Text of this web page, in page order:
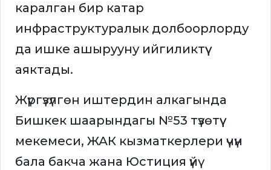
каралган бир катар
инфраструктуралык долбоорлорду
да ишке ашырууну ийгиликтүү
аяктады.
Жүргүзүлгөн иштердин алкагында
Бишкек шаарындагы №53 түзөтүү
мекемеси, ЖАК кызматкерлери үчүн
бала бакча жана Юстиция үйү